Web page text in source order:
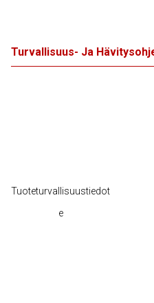
Turvallisuus- Ja
Tuoteturvallisuustiedot
e